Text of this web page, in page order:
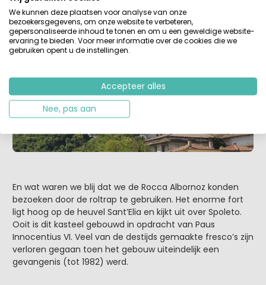
gezet en de stad bezocht. En wat waren we blij dat we dit,
ondanks de hitte, hebben gedaan. Wat een mooie stad
en wat een relaxte sfeer.
En wat waren we blij dat we de Rocca Albornoz konden
bezoeken door de roltrap te gebruiken. Het enorme fort
ligt hoog op de heuvel Sant’Elia en kijkt uit over Spoleto.
Ooit is dit kasteel gebouwd in opdracht van Paus
Innocentius VI. Veel van de destijds gemaakte fresco’s zijn
verloren gegaan toen het gebouw uiteindelijk een
gevangenis (tot 1982) werd.
We kunnen deze plaatsen voor analyse van onze
bezoekersgegevens, om onze website te verbeteren,
gepersonaliseerde inhoud te tonen en om u een geweldige website-
ervaring te bieden. Voor meer informatie over de cookies die we
gebruiken opent u de instellingen.
Accepteer alles
Nee, pas aan